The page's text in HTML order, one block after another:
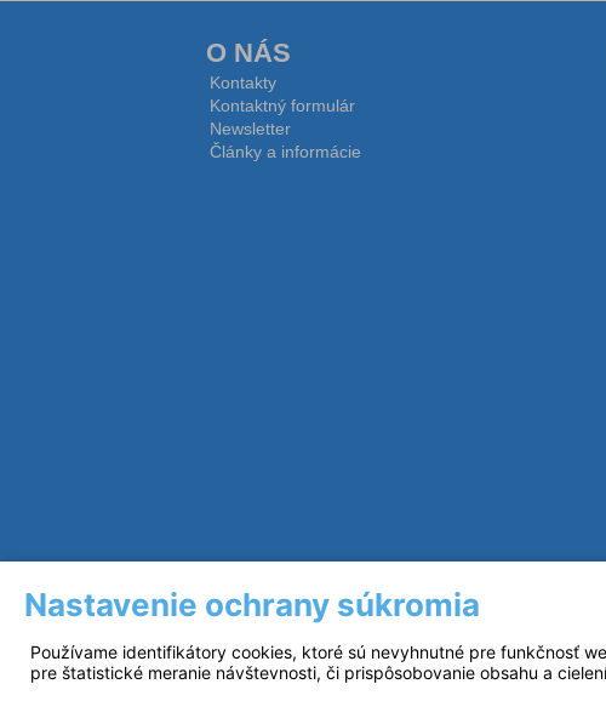
O NÁS
Kontakty
Kontaktný formulár
Newsletter
Články a informácie
Nastavenie ochrany súkromia
Používame identifikátory cookies, ktoré sú nevyhnutné pre funkčnosť
pre štatistické meranie návštevnosti, či prispôsobovanie obsahu a